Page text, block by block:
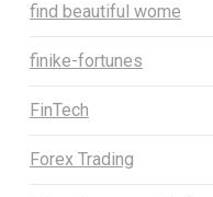
find beautiful wome
finike-fortunes
FinTech
Forex Trading